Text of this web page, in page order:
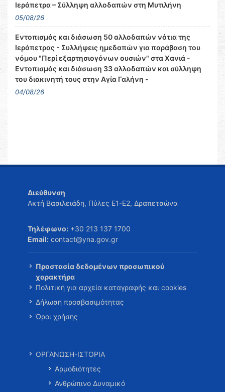
Ιεράπετρα – Σύλληψη αλλοδαπών στη Μυτιλήνη
05/08/26
Εντοπισμός και διάσωση 50 αλλοδαπών νότια της
Ιεράπετρας - Συλλήψεις ημεδαπών για παράβαση του
νόμου "Περί εξαρτησιογόνων ουσιών" στα Χανιά -
Εντοπισμός και διάσωση 33 αλλοδαπών και σύλληψη
του διακινητή τους στην Αγία Γαλήνη -
04/08/26
Διεύθυνση
Ακτή Βασιλειάδη, Πύλες Ε1-Ε2, Δραπετσώνα
Τηλέφωνο: +30 213 137 1700
Email: contact@yna.gov.gr
Προστασία δεδομένων προσωπικού
χαρακτήρα
Πολιτική για αρχεία καταγραφής και cookies
Δήλωση προσβασιμότητας
Όροι χρήσης
ΟΡΓΑΝΩΣΗ-ΙΣΤΟΡΙΑ
Αρμοδιότητες
Ανθρώπινο Δυναμικό